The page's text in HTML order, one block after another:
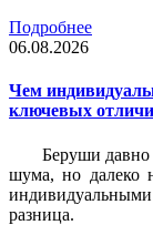
Подробнее
06.08.2026
Чем
ключевых
Беруши
шума, но далеко
разница.